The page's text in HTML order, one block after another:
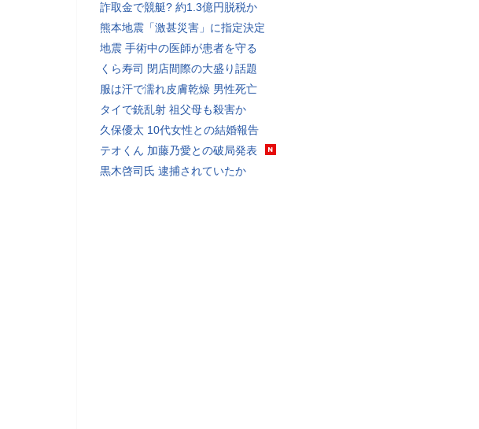
詐取金で競艇? 約1.3億円脱税か
熊本地震「激甚災害」に指定決定
地震 手術中の医師が患者を守る
くら寿司 閉店間際の大盛り話題
服は汗で濡れ皮膚乾燥 男性死亡
タイで銃乱射 祖父母も殺害か
久保優太 10代女性との結婚報告
テオくん 加藤乃愛との破局発表
黒木啓司氏 逮捕されていたか